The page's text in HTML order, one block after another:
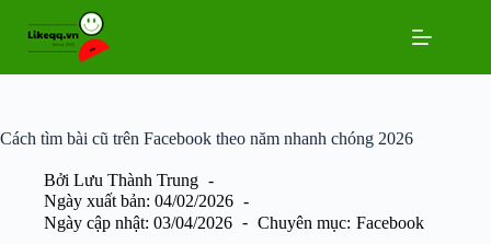
phần
Cách tìm bài cũ trên Facebook theo năm nhanh chóng 2026
Bởi Lưu Thành Trung
Ngày xuất bản: 04/02/2026
Ngày cập nhật: 03/04/2026 Chuyên mục: Facebook